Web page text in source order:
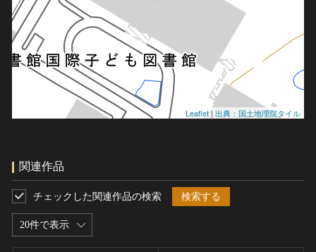
Leaflet | 出典：国土地理院タイル
関連作品
20件で表示
チェックした関連作品の検索 検索する